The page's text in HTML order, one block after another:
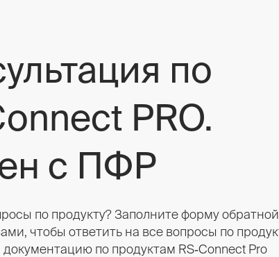
по
PRO.
с ПФР
по продукту? Заполните форму
чтобы ответить на все вопросы по
по продуктам RS‑Connect Pro